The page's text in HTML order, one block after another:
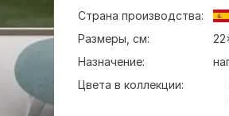
Страна производства:
Размеры, см:
Назначение:
Цвета в коллекции: